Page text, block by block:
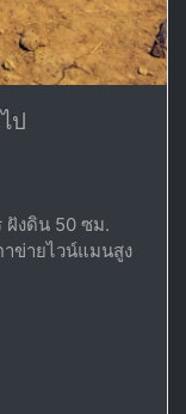
ป
ฝังดิน 50 ซม.
าข่ายไวน์แมนสูง